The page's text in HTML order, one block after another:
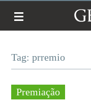
Tag: prremio
Premiação